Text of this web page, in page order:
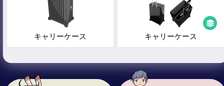
キャリーケース キャリーケース